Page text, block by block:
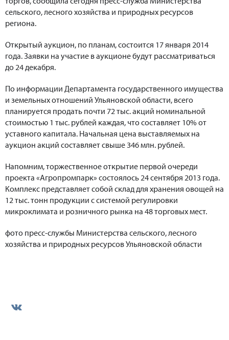
сельского, лесного хозяйства и природных ресурсов
региона.
Открытый аукцион, по планам, состоится 17 января 2014
года. Заявки на участие в аукционе будут рассматриваться
до 24 декабря.
По информации Департамента государственного имущества
и земельных отношений Ульяновской области, всего
планируется продать почти 72 тыс. акций номинальной
стоимостью 1 тыс. рублей каждая, что составляет 10% от
уставного капитала. Начальная цена выставляемых на
аукцион акций составляет свыше 346 млн. рублей.
Напомним, торжественное открытие первой очереди
проекта «Агропромпарк» состоялось 24 сентября 2013 года.
Комплекс представляет собой склад для хранения овощей на
12 тыс. тонн продукции с системой регулировки
микроклимата и розничного рынка на 48 торговых мест.
фото пресс-службы Министерства сельского, лесного
хозяйства и природных ресурсов Ульяновской области